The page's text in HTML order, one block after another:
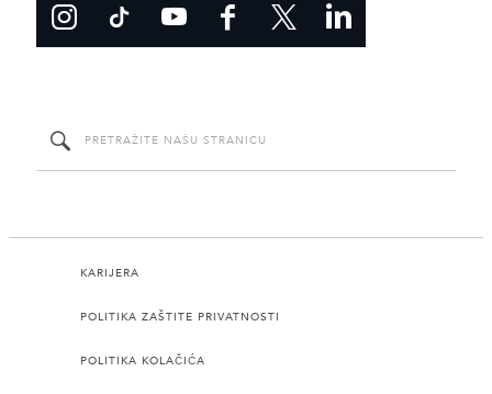
KARIJERA
POLITIKA ZAŠTITE PRIVATNOSTI
POLITIKA KOLAČIĆA